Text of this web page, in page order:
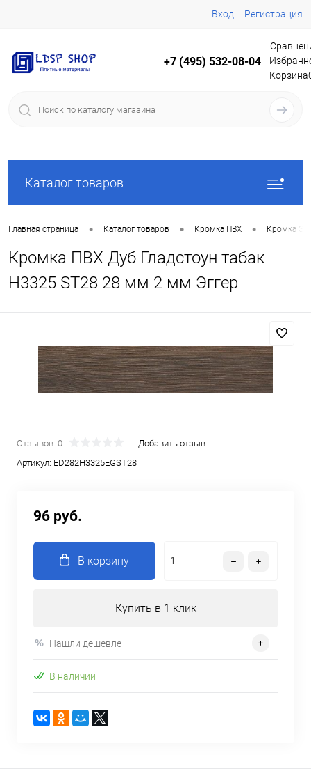
Вход Регистрация
+7 (495) 532-08-04
Корзина
Каталог товаров
Главная страница • Каталог товаров • Кромка ПВХ • Кромка
Кромка ПВХ Дуб Гладстоун табак
H3325 ST28 28 мм 2 мм Эггер
Отзывов: 0
Добавить отзыв
Артикул: ED282H3325EGST28
96 руб.
В корзину
Купить в 1 клик
Нашли дешевле
В наличии